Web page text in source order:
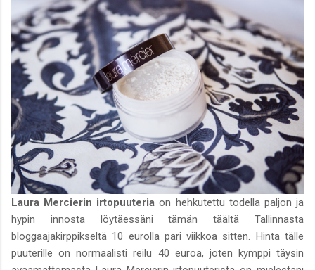
Laura Mercierin irtopuuteria on hehkutettu todella paljon ja
hypin innosta löytäessäni tämän täältä Tallinnasta
bloggaajakirppikseltä 10 eurolla pari viikkoa sitten. Hinta tälle
puuterille on normaalisti reilu 40 euroa, joten kymppi täysin